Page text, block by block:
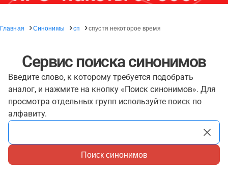
Главная Синонимы сп спустя некоторое время
Сервис поиска синонимов
Введите слово, к которому требуется подобрать
аналог, и нажмите на кнопку «Поиск синонимов». Для
просмотра отдельных групп используйте поиск по
алфавиту.
Поиск синонимов